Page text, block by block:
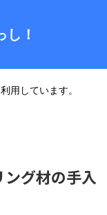
！
用しています。
グ材の手入